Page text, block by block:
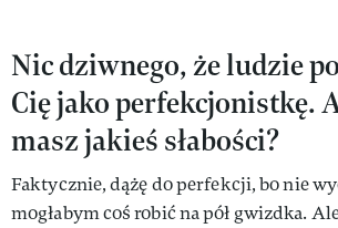
Nic dziwnego, że ludzie
Cię jako perfekcjonistkę.
masz jakieś słabości?
Faktycznie, dążę do perfekcji, bo nie
mogłabym coś robić na pół gwizdka.